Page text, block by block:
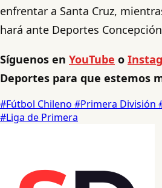
enfrentar a Santa Cruz,
hará ante Deportes
Síguenos en YouTube o
Deportes para que estemos
#Fútbol Chileno #Primera División
#Liga de Primera